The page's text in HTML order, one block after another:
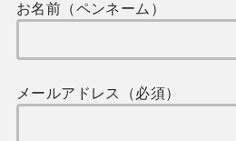
お名前（ペンネーム）
メールアドレス（必須）